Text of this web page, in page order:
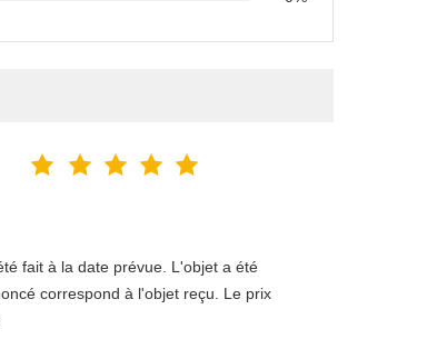
fait à la date prévue. L'objet a été
correspond à l'objet reçu. Le prix